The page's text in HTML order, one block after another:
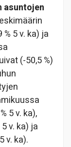
asuntojen
5 v. ka) ja
(-50,5 %)
5 v. ka),
v. ka) ja
v. ka).